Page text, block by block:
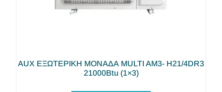
AUX ΕΞΩΤΕΡΙΚΗ ΜΟΝΑΔΑ MULTI AM3- H21/4DR3
21000Btu (1×3)